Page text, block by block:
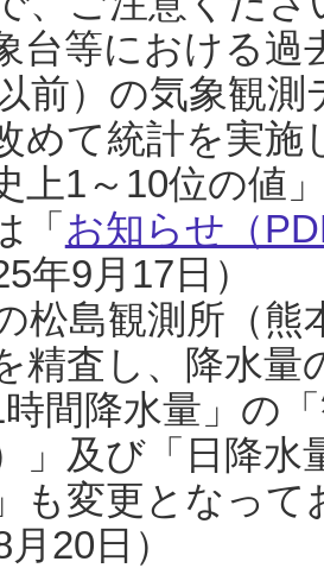
台等における過
以前）の気象観
めて統計を実
上1～10位の値
「 お知らせ（
年9月17日）
松島観測所（熊
精査し、降水
時間降水量」の
」及び「日降
も変更となっ
月20日）